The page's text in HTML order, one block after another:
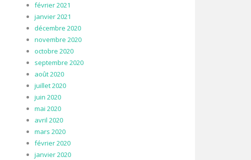
février 2021
janvier 2021
décembre 2020
novembre 2020
octobre 2020
septembre 2020
août 2020
juillet 2020
juin 2020
mai 2020
avril 2020
mars 2020
février 2020
janvier 2020